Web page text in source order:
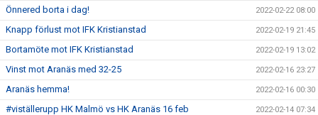
Önnered borta i dag! 2022-02-22 08:00
Knapp förlust mot IFK Kristianstad 2022-02-19 21:45
Bortamöte mot IFK Kristianstad 2022-02-19 13:02
Vinst mot Aranäs med 32-25 2022-02-16 23:27
Aranäs hemma! 2022-02-16 00:30
#viställerupp HK Malmö vs HK Aranäs 16 feb 2022-02-14 07:34